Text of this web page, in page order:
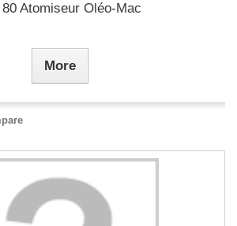
Atomiseur Oléo-Mac
More